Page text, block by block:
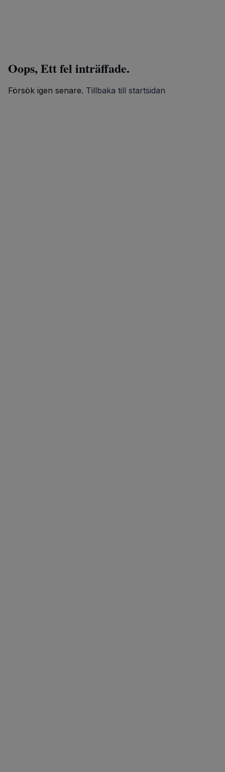
Oops, Ett fel inträffade.
Försök igen senare. Tillbaka till startsidan